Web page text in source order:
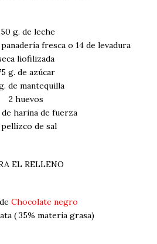
g. de leche
fresca o 14 de levadura
liofilizada
g. de azúcar
de mantequilla
2 huevos
harina de fuerza
pellizco de sal
EL RELLENO
Chocolate negro
( 35% materia grasa)